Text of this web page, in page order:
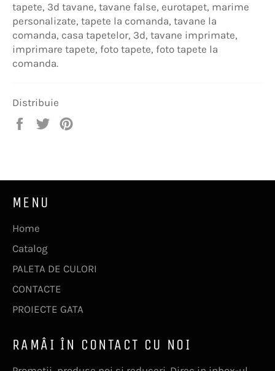
tapete, 3d tavane, tavane false, eurotapet, marime
personalizate, tapete la comanda, tavane la
comanda, casa tapetelor, 3d, tavane imprimate,
imprimare tapete, foto tapete, foto tapete la
comanda.
Distribuie
Distribuie
Trimite
MENU
Home
Catalog
PALETA DE CULORI
CONTACTE
PROIECTE GATA
RAMÂI ÎN CONTACT CU NOI